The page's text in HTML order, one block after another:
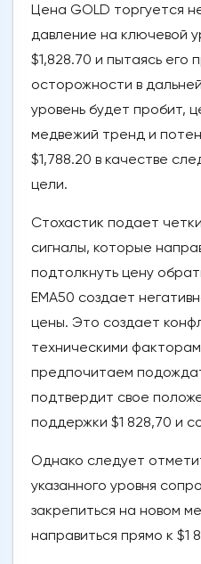
Цена GOLD торгуется
давление на ключевой
$1,828.70 и пытаясь его
осторожности в
уровень будет пробит,
медвежий тренд и
$1,788.20 в качестве
цели.
Стохастик подает
сигналы, которые
подтолкнуть цену
ЕМА50 создает
цены. Это создает
техническими
предпочитаем
подтвердит свое
поддержки $1 828,70 и
Однако следует
указанного уровня
закрепиться на новом
направиться прямо к $1